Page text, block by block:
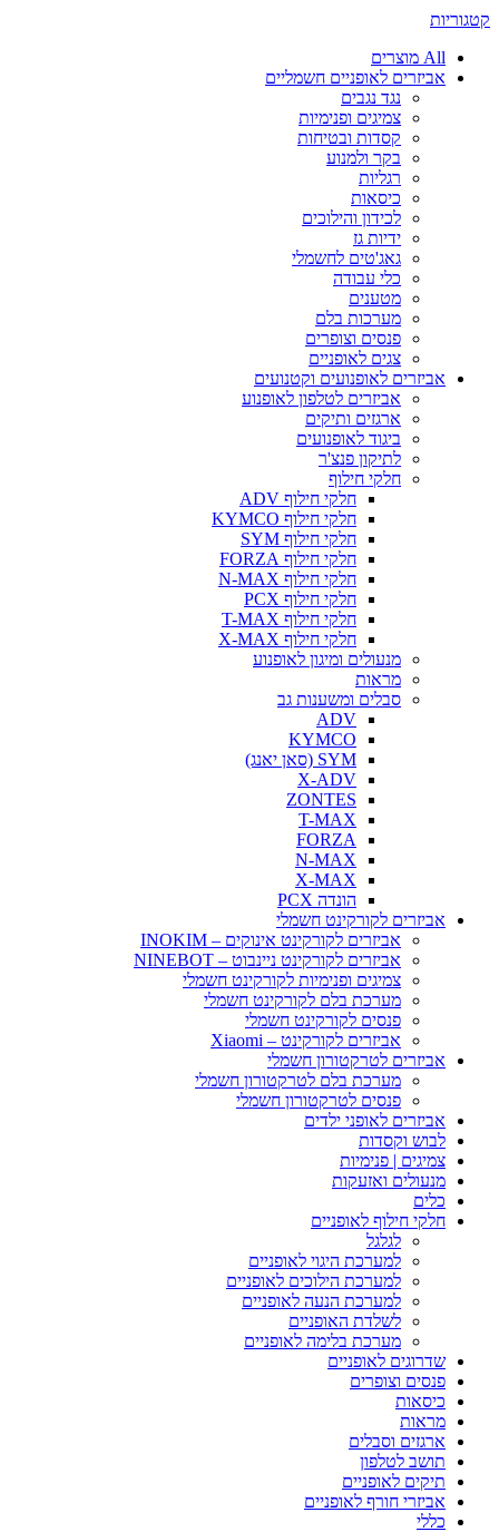
קטגוריות
All מוצרים
אביזרים לאופניים חשמליים
נגד נגבים
צמיגים ופנימיות
קסדות ובטיחות
בקר ולמנוע
רגליות
כיסאות
לכידון והילוכים
ידיות גז
גאג'טים לחשמלי
כלי עבודה
מטענים
מערכות בלם
פנסים וצופרים
צגים לאופניים
אביזרים לאופנועים וקטנועים
אביזרים לטלפון לאופנוע
ארגזים ותיקים
ביגוד לאופנועים
לתיקון פנצ'ר
חלקי חילוף
חלקי חילוף ADV
חלקי חילוף KYMCO
חלקי חילוף SYM
חלקי חילוף FORZA
חלקי חילוף N-MAX
חלקי חילוף PCX
חלקי חילוף T-MAX
חלקי חילוף X-MAX
מנעולים ומיגון לאופנוע
מראות
סבלים ומשענות גב
ADV
KYMCO
SYM (סאן יאנג)
X-ADV
ZONTES
T-MAX
FORZA
N-MAX
X-MAX
הונדה PCX
אביזרים לקורקינט חשמלי
אביזרים לקורקינט אינוקים – INOKIM
אביזרים לקורקינט ניינבוט – NINEBOT
צמיגים ופנימיות לקורקינט חשמלי
מערכת בלם לקורקינט חשמלי
פנסים לקורקינט חשמלי
אביזרים לקורקינט – Xiaomi
אביזרים לטרקטורון חשמלי
מערכת בלם לטרקטורון חשמלי
פנסים לטרקטורון חשמלי
אביזרים לאופני ילדים
לבוש וקסדות
צמיגים | פנימיות
מנעולים ואזעקות
כלים
חלקי חילוף לאופניים
לגלגל
למערכת היגוי לאופניים
למערכת הילוכים לאופניים
למערכת הנעה לאופניים
לשלדת האופניים
מערכת בלימה לאופניים
שדרוגים לאופניים
פנסים וצופרים
כיסאות
מראות
ארגזים וסבלים
תושב לטלפון
תיקים לאופניים
אביזרי חורף לאופניים
כללי